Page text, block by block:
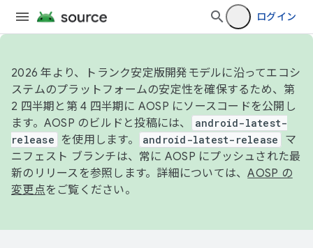
ログイン
2026 年より、トランク安定版開発モデルに沿ってエコシ
ステムのプラットフォームの安定性を確保するため、第
2 四半期と第 4 四半期に AOSP にソースコードを公開し
ます。AOSP のビルドと投稿には、
android-latest-
release
を使用します。 android-latest-release
マ
ニフェスト ブランチは、常に AOSP にプッシュされた最
新のリリースを参照します。詳細については、AOSP の
変更点をご覧ください。